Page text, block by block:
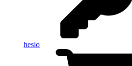
heslo